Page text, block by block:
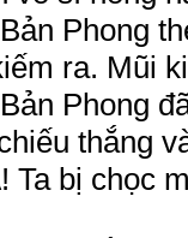
Phong
ra. Mũi
Phong
thắng
bị chọc